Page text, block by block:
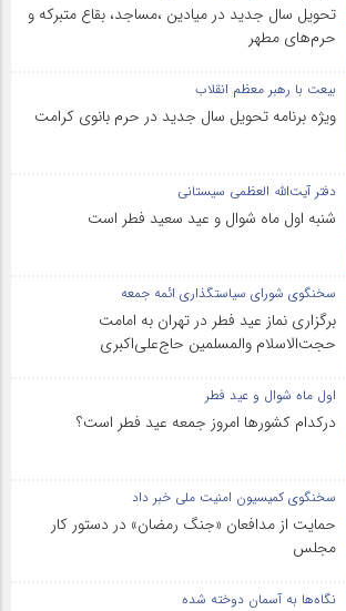
تحویل سال‌ جدید در میادین ،مساجد، بقاع متبرکه‌ و
حرم‌های‌ مطهر
بیعت با رهبر معظم انقلاب
ویژه برنامه تحویل سال جدید در حرم بانوی کرامت
دفتر آیت‌الله العظمی سیستانی
شنبه اول ماه شوال و عید سعید فطر است
سخنگوی شورای سیاستگذاری ائمه جمعه
برگزاری نماز عید فطر در تهران به امامت
حجت‌الاسلام والمسلمین حاج‌علی‌اکبری
اول ماه شوال و عید فطر
درکدام کشورها امروز جمعه عید فطر است؟
سخنگوی کمیسیون امنیت ملی خبر داد
حمایت از مدافعان «جنگ رمضان» در دستور کار
مجلس
نگاه‌ها به آسمان دوخته شده